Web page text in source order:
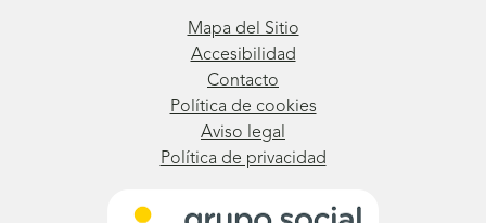
Mapa del Sitio
Accesibilidad
Contacto
Política de cookies
Aviso legal
Política de privacidad